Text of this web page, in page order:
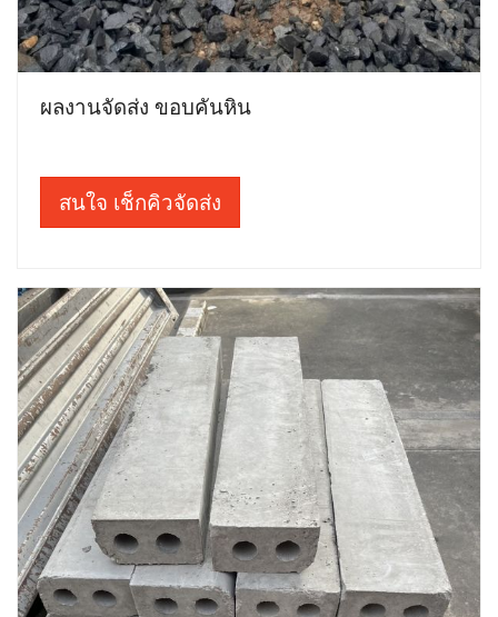
ผลงานจัดส่ง ขอบคันหิน
สนใจ เช็กคิวจัดส่ง